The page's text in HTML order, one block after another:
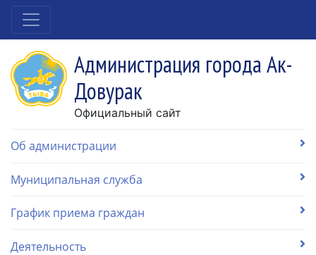
Администрация города Ак-
Довурак
Официальный сайт
Об администрации
Муниципальная служба
График приема граждан
Деятельность